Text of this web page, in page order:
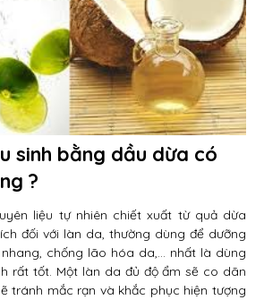
sinh bằng dầu dừa có
?
liệu tự nhiên chiết xuất từ quả dừa
đối với làn da, thường dùng để dưỡng
chống lão hóa da,… nhất là dùng
rất tốt. Một làn da đủ độ ẩm sẽ co dãn
tránh mắc rạn và khắc phục hiện tượng